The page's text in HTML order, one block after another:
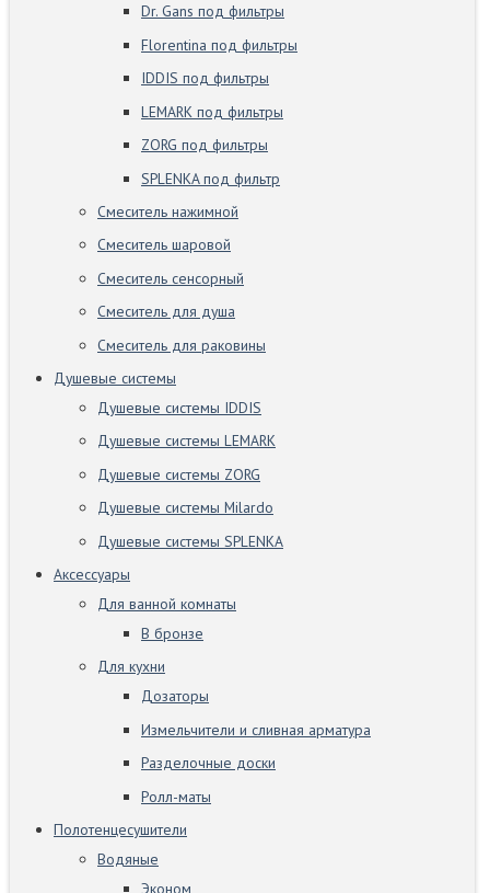
Dr. Gans под фильтры
Florentina под фильтры
IDDIS под фильтры
LEMARK под фильтры
ZORG под фильтры
SPLENKA под фильтр
Смеситель нажимной
Смеситель шаровой
Смеситель сенсорный
Смеситель для душа
Смеситель для раковины
Душевые системы
Душевые системы IDDIS
Душевые системы LEMARK
Душевые системы ZORG
Душевые системы Milardo
Душевые системы SPLENKA
Аксессуары
Для ванной комнаты
В бронзе
Для кухни
Дозаторы
Измельчители и сливная арматура
Разделочные доски
Ролл-маты
Полотенцесушители
Водяные
Эконом